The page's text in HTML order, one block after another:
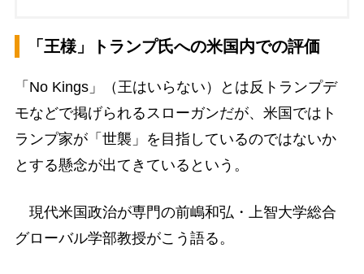
「王様」トランプ氏への米国内での評価
「No Kings」（王はいらない）とは反トランプデ
モなどで掲げられるスローガンだが、米国ではト
ランプ家が「世襲」を目指しているのではないか
とする懸念が出てきているという。
現代米国政治が専門の前嶋和弘・上智大学総合
グローバル学部教授がこう語る。